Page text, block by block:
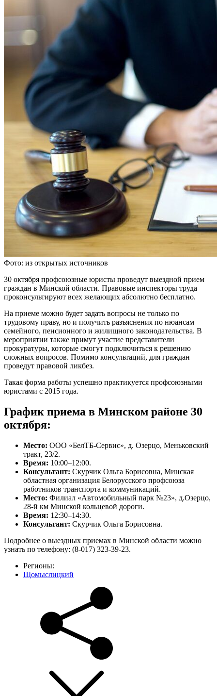
Фото: из открытых источников
30 октября профсоюзные юристы проведут выездной прием
граждан в Минской области. Правовые инспекторы труда
проконсультируют всех желающих абсолютно бесплатно.
На приеме можно будет задать вопросы не только по
трудовому праву, но и получить разъяснения по нюансам
семейного, пенсионного и жилищного законодательства. В
мероприятии также примут участие представители
прокуратуры, которые смогут подключиться к решению
сложных вопросов. Помимо консультаций, для граждан
проведут правовой ликбез.
Такая форма работы успешно практикуется профсоюзными
юристами с 2015 года.
График приема в Минском районе 30
октября:
Место: ООО «БелТБ-Сервис», д. Озерцо, Меньковский
тракт, 23/2.
Время: 10:00–12:00.
Консультант: Скурчик Ольга Борисовна, Минская
областная организация Белорусского профсоюза
работников транспорта и коммуникаций.
Место: Филиал «Автомобильный парк №23», д.Озерцо,
28-й км Минской кольцевой дороги.
Время: 12:30–14:30.
Консультант: Скурчик Ольга Борисовна.
Подробнее о выездных приемах в Минской области можно
узнать по телефону: (8-017) 323-39-23.
Регионы:
Щомыслицкий